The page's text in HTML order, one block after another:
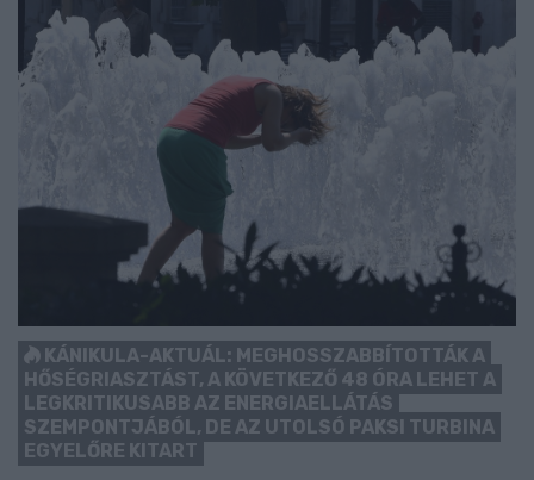
KÁNIKULA-AKTUÁL: MEGHOSSZABBÍTOTTÁK A
HŐSÉGRIASZTÁST, A KÖVETKEZŐ 48 ÓRA LEHET A
LEGKRITIKUSABB AZ ENERGIAELLÁTÁS
SZEMPONTJÁBÓL, DE AZ UTOLSÓ PAKSI TURBINA
EGYELŐRE KITART